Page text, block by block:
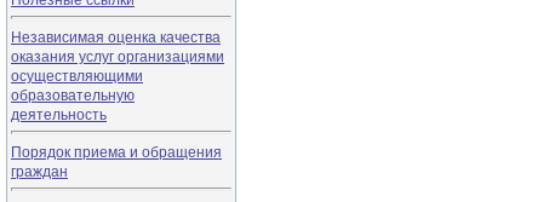
Независимая оценка качества
оказания услуг организациями
осуществляющими
образовательную
деятельность
Порядок приема и обращения
граждан